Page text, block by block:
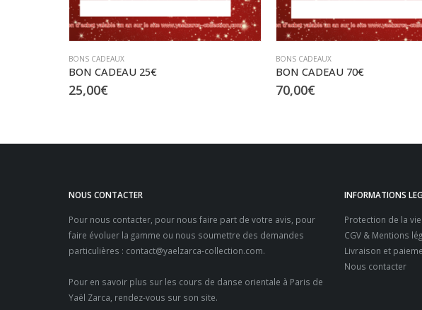
BONS CADEAUX
BON CADEAU 25€
25,00€
BONS CADEAUX
BON CADEAU 70€
70,00€
NOUS CONTACTER
Pour nous contacter, pour nous faire part de votre avis, pour
faire évoluer la gamme ou nous soumettre des demandes
particulières : contact@yaelzarca-collection.com.
Pour en savoir plus sur les cours de danse orientale à Paris de
Yaël Zarca, rendez-vous sur son site.
INFORMATIONS
Protection de la
CGV & Mentions
Livraison et
Nous contacter